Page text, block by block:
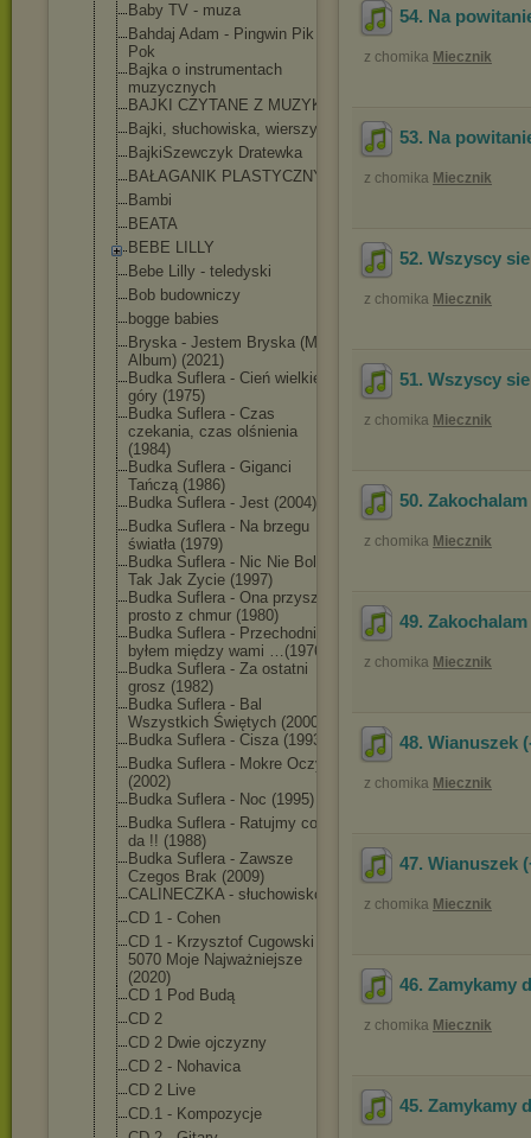
Baby TV - muza
Bahdaj Adam - Pingwin Pik
Pok
Bajka o instrumentach
muzycznych
BAJKI CZYTANE Z MUZYKĄ
Bajki, słuchowiska, wierszyki
BajkiSzewczyk Dratewka
BAŁAGANIK PLASTYCZNY
Bambi
BEATA
BEBE LILLY
Bebe Lilly - teledyski
Bob budowniczy
bogge babies
Bryska - Jestem Bryska (Mini
Album) (2021)
Budka Suflera - Cień wielkiej
góry (1975)
Budka Suflera - Czas
czekania, czas olśnienia
(1984)
Budka Suflera - Giganci
Tańczą (1986)
Budka Suflera - Jest (2004)
Budka Suflera - Na brzegu
światła (1979)
Budka Suflera - Nic Nie Boli,
Tak Jak Zycie (1997)
Budka Suflera - Ona przyszła
prosto z chmur (1980)
Budka Suflera - Przechodniem
byłem między wami …(1976)
Budka Suflera - Za ostatni
grosz (1982)
Budka Suflera - Bal
Wszystkich Świętych (2000)
Budka Suflera - Cisza (1993)
Budka Suflera - Mokre Oczy
(2002)
Budka Suflera - Noc (1995)
Budka Suflera - Ratujmy co się
da !! (1988)
Budka Suflera - Zawsze
Czegos Brak (2009)
CALINECZKA - słuchowisko
CD 1 - Cohen
CD 1 - Krzysztof Cugowski -
5070 Moje Najważniejsze
(2020)
CD 1 Pod Budą
CD 2
CD 2 Dwie ojczyzny
CD 2 - Nohavica
CD 2 Live
CD.1 - Kompozycje
54. Na
z chomika Miecznik
53. Na
z chomika Miecznik
52. Wszyscy
z chomika Miecznik
51. Wszyscy
z chomika Miecznik
50.
z chomika Miecznik
49.
z chomika Miecznik
48. Wianuszek
z chomika Miecznik
47. Wianuszek
z chomika Miecznik
46. Zamykamy
z chomika Miecznik
45. Zamykamy